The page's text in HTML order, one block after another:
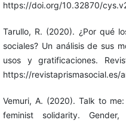
https://doi.org/10.32870/
Tarullo, R. (2020). ¿Por qué
sociales? Un análisis de sus
usos y gratificaciones.
https://revistaprismasocial.es/
Vemuri, A. (2020). Talk to
feminist solidarity.